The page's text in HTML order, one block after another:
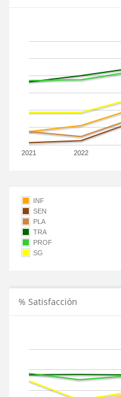
2021 2022
INF
SEN
PLA
TRA
PROF
SG
% Satisfacción